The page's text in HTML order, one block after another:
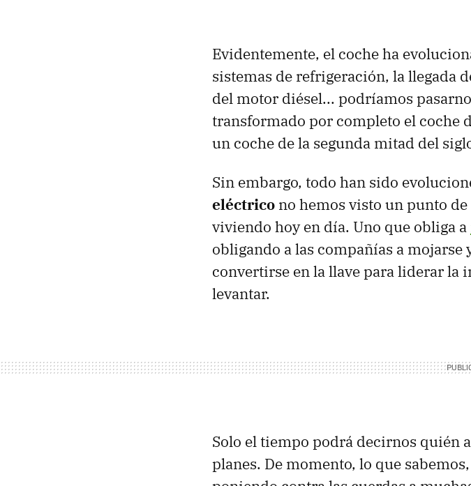
Evidentemente, el coche ha
sistemas de refrigeración, la llegada
del motor diésel... podríamos
transformado por completo el coche
un coche de la segunda mitad del
Sin embargo, todo han sido
eléctrico no hemos visto un punto
viviendo hoy en día. Uno que obliga a
obligando a las compañías a
convertirse en la llave para liderar la
levantar.
Solo el tiempo podrá decirnos quién
planes. De momento, lo que